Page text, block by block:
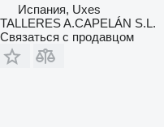
Испания, Uxes
TALLERES A.CAPELÁN S.L.
Связаться с продавцом